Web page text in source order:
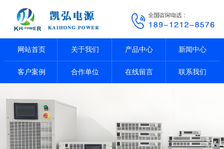
网站首页 关于我们 产品中心 新闻中心
客户案例 合作单位 在线留言 联系我们